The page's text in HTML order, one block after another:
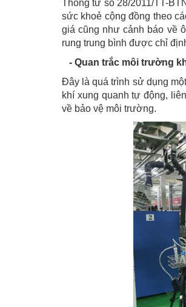
Thông tư số 28/2011/TT-
sức khoẻ cộng đồng theo
giá cũng như cảnh báo về
rung trung bình được chỉ
- Quan trắc môi trường
Đây là quá trình sử dụng
khí xung quanh tự động,
về bảo vệ môi trường.